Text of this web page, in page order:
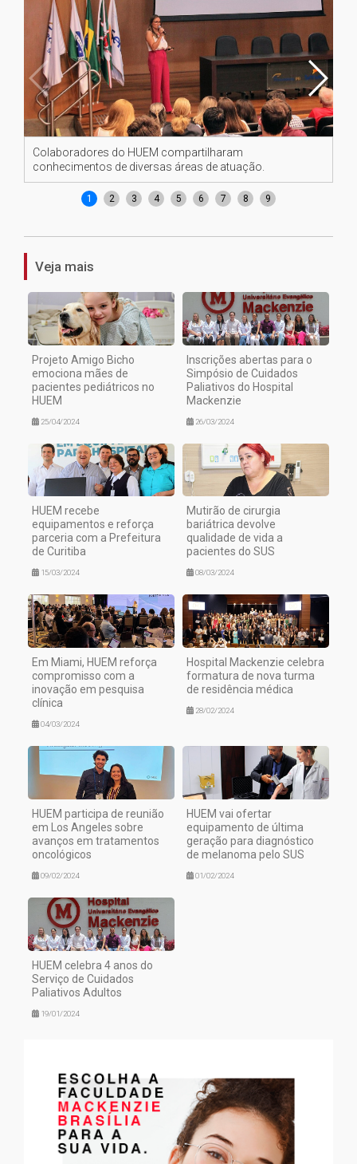
Colaboradores do HUEM compartilharam
conhecimentos de diversas áreas de atuação.
1 2 3 4 5 6 7 8 9
Veja mais
Projeto Amigo Bicho
emociona mães de
pacientes pediátricos no
HUEM
25/04/2024
Inscrições abertas para o
Simpósio de Cuidados
Paliativos do Hospital
Mackenzie
26/03/2024
HUEM recebe
equipamentos e reforça
parceria com a Prefeitura
de Curitiba
15/03/2024
Mutirão de cirurgia
bariátrica devolve
qualidade de vida a
pacientes do SUS
08/03/2024
Em Miami, HUEM reforça
compromisso com a
inovação em pesquisa
clínica
04/03/2024
Hospital Mackenzie celebra
formatura de nova turma
de residência médica
28/02/2024
HUEM participa de reunião
em Los Angeles sobre
avanços em tratamentos
oncológicos
09/02/2024
HUEM vai ofertar
equipamento de última
geração para diagnóstico
de melanoma pelo SUS
01/02/2024
HUEM celebra 4 anos do
Serviço de Cuidados
Paliativos Adultos
19/01/2024